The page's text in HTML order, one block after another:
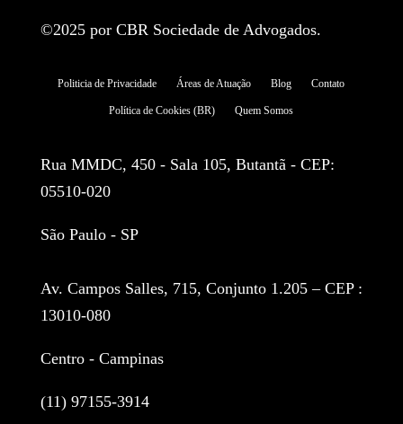
©2025 por CBR Sociedade de Advogados.
Politicia de Privacidade Áreas de Atuação Blog Contato
Política de Cookies (BR) Quem Somos
Rua MMDC, 450 - Sala 105, Butantã - CEP:
05510-020
São Paulo - SP
Av. Campos Salles, 715, Conjunto 1.205 – CEP :
13010-080
Centro - Campinas
(11) 97155-3914